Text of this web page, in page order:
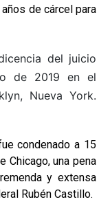
de cárcel para
del juicio
de 2019 en el
Nueva York.
condenado a 15
Chicago, una pena
y extensa
Rubén Castillo.